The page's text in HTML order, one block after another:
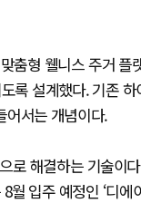
춤형 웰니스 주거 플
록 설계했다. 기존
어서는 개념이다.
로 해결하는 기술이
입주 예정인 ‘디에